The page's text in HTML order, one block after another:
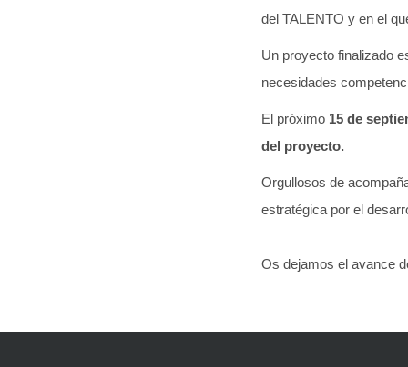
del TALENTO y en el
Un proyecto finalizado
necesidades
El próximo 15 de
del proyecto.
Orgullosos de
estratégica por el
Os dejamos el avance